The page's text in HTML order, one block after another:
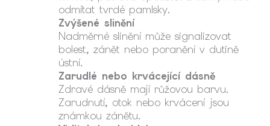
odmítat tvrdé pamlsky.
Zvýšené slinění
Nadměrné slinění může signalizovat
bolest, zánět nebo poranění v dutině
ústní.
Zarudlé nebo krvácející dásně
Zdravé dásně mají růžovou barvu.
Zarudnutí, otok nebo krvácení jsou
známkou zánětu.